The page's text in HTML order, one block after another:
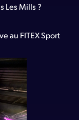
Les Mills ?
au FITEX Sport